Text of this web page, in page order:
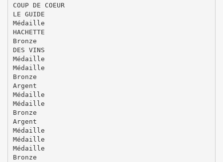
COUP DE COEUR
LE GUIDE
Médaille
HACHETTE
Bronze
DES VINS
Médaille
Médaille
Bronze
Argent
Médaille
Médaille
Bronze
Argent
Médaille
Médaille
Médaille
Bronze